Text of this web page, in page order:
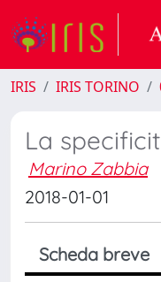
IRIS IRIS TORINO
La
Marino Zabbia
2018-01-01
Scheda breve